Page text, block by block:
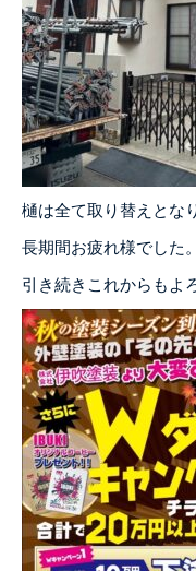
樋は全て取り替えとな
長期間お疲れ様でした。
引き続きこれからもよ